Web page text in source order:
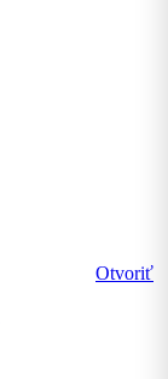
Otvoriť